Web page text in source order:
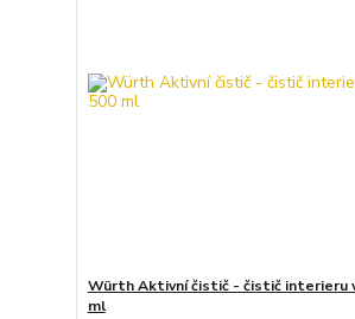
Würth Aktivní čistič - čistič interieru
ml